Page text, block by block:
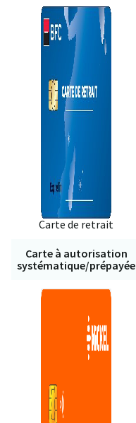
Carte de retrait
Carte à autorisation
systématique/prépayée